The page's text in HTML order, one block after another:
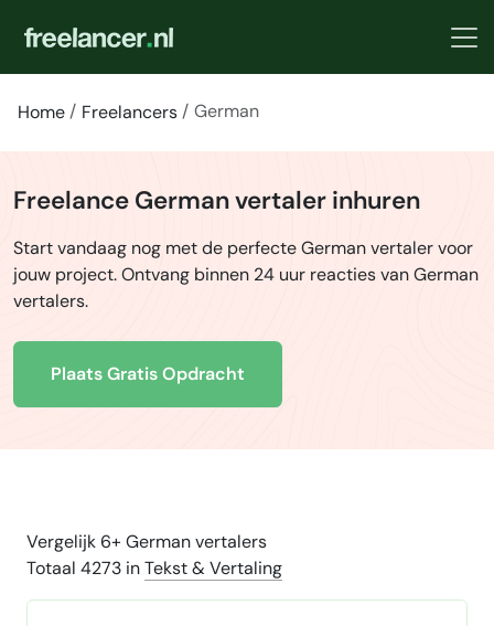
Home Freelancers German
Freelance German vertaler inhuren
Start vandaag nog met de perfecte German vertaler voor
jouw project. Ontvang binnen 24 uur reacties van German
vertalers.
Plaats Gratis Opdracht
Vergelijk 6+ German vertalers
Totaal 4273 inTekst & Vertaling